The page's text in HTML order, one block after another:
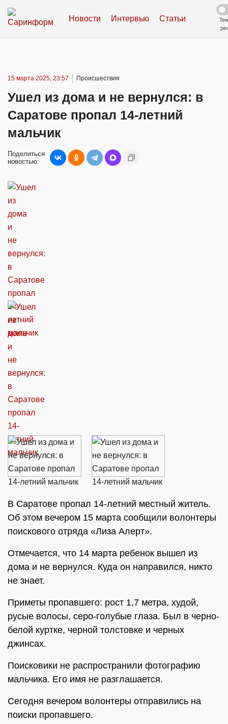
Новости Интервью Статьи
15 марта 2025, 23:57 Происшествия
Ушел из дома и не вернулся: в
Саратове пропал 14-летний
мальчик
Поделиться
новостью:
В Саратове пропал 14-летний местный житель.
Об этом вечером 15 марта сообщили волонтеры
поискового отряда «Лиза Алерт».
Отмечается, что 14 марта ребенок вышел из
дома и не вернулся. Куда он направился, никто
не знает.
Приметы пропавшего: рост 1,7 метра, худой,
русые волосы, серо-голубые глаза. Был в черно-
белой куртке, черной толстовке и черных
джинсах.
Поисковики не распространили фотографию
мальчика. Его имя не разглашается.
Сегодня вечером волонтеры отправились на
поиски пропавшего.